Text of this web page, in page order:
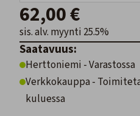
62,00 €
sis. alv. myynti 25.5%
Saatavuus:
Herttoniemi - Varastossa
Verkkokauppa -
kuluessa